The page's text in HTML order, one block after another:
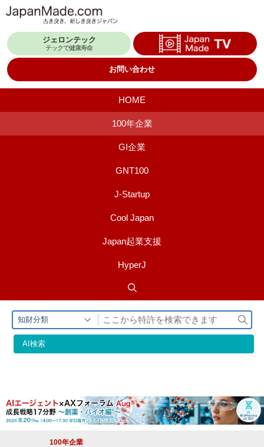
テ
ス
ジェロンテック
テックで健康寿命
お問い合わせ
HOME
100年企業
GI企業
GNT100
J-Startup
Cool Japan
Japan起業支援
HyperJ
知財分類
検
索
AI検索
100年企業